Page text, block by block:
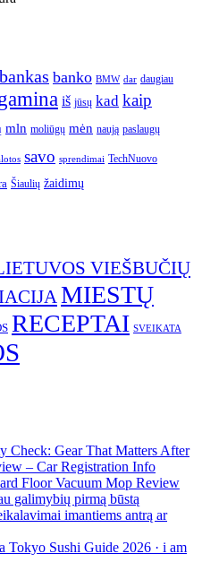
bankas banko BMW dar daugiau
iš jūsų kad kaip
mln moliūgų mėn naują paslaugų
savo sprendimai TechNuovo
Šiaulių žaidimų
VIEŠBUČIŲ
MIESTŲ
RECEPTAI SVEIKATA
Check: Gear That Matters After
– Car Registration Info
Floor Vacuum Mop Review
galimybių pirmą būstą
imantiems antrą ar
Tokyo Sushi Guide 2026 · i am